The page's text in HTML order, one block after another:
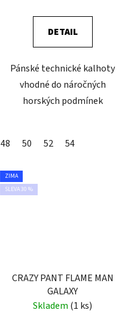
DETAIL
Pánské technické kalhoty
vhodné do náročných
horských podmínek
48 50 52 54
ZIMA
SLEVA 30 %
CRAZY PANT FLAME MAN
GALAXY
Skladem (1 ks)